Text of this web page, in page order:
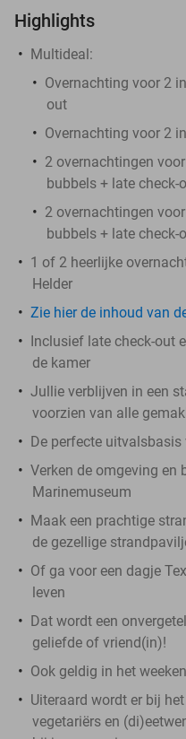
Highlights
Multideal:
Overnachting voor 2
out
Overnachting voor 2
2 overnachtingen
bubbels + late check-
2 overnachtingen
bubbels + late check-
1 of 2 heerlijke
Helder
Zie hier de inhoud van
Inclusief late check-out
de kamer
Jullie verblijven in een
voorzien van alle
De perfecte
Verken de omgeving en
Marinemuseum
Maak een prachtige
de gezellige
Of ga voor een dagje
leven
Dat wordt een
geliefde of vriend(in)!
Ook geldig in het
Uiteraard wordt er bij
vegetariërs en